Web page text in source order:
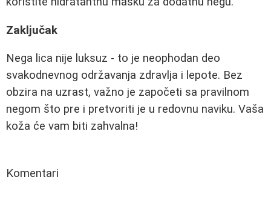
Zaključak
Nega lica nije luksuz - to je neophodan deo
svakodnevnog održavanja zdravlja i lepote. Bez
obzira na uzrast, važno je započeti sa pravilnom
negom što pre i pretvoriti je u redovnu naviku. Vaša
koža će vam biti zahvalna!
Komentari